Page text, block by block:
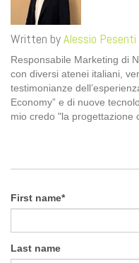
Written byAlessio Pesenti
Responsabile Marketing di
con diversi atenei italiani,
testimonianze
Economy” e di nuove
mio credo "la progettazione
First name*
Last name